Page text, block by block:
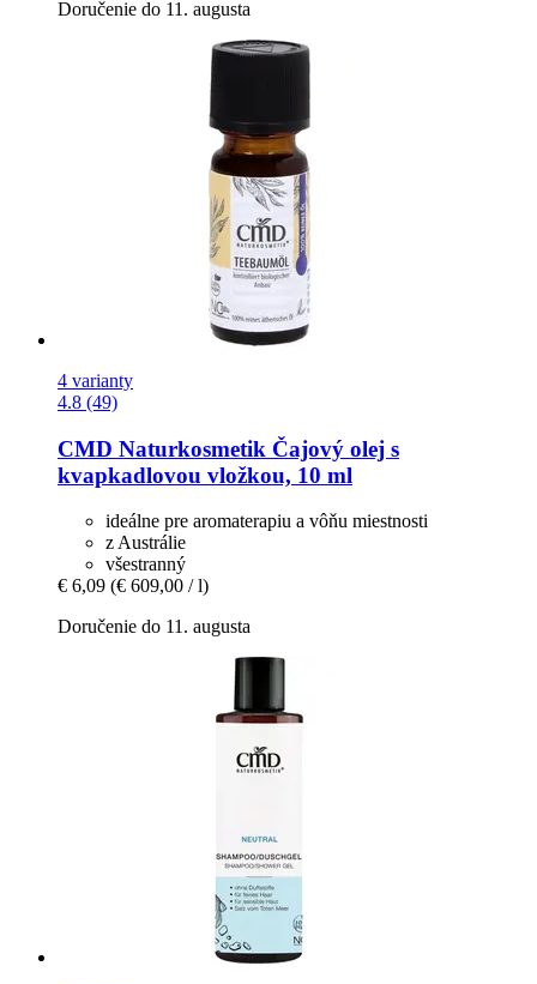
Doručenie do 11. augusta
4 varianty
4.8 (49)
CMD Naturkosmetik Čajový olej s
kvapkadlovou vložkou, 10 ml
ideálne pre aromaterapiu a vôňu miestnosti
z Austrálie
všestranný
€ 6,09 (€ 609,00 / l)
Doručenie do 11. augusta